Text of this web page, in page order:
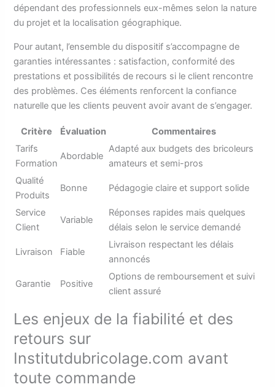
dépendant des professionnels eux-mêmes selon la nature
du projet et la localisation géographique.
Pour autant, l’ensemble du dispositif s’accompagne de
garanties intéressantes : satisfaction, conformité des
prestations et possibilités de recours si le client rencontre
des problèmes. Ces éléments renforcent la confiance
naturelle que les clients peuvent avoir avant de s’engager.
Critère Évaluation
Commentaires
Tarifs
Formation
Abordable
Adapté aux budgets des bricoleurs
amateurs et semi-pros
Qualité
Produits
Bonne Pédagogie claire et support solide
Service
Client
Variable
Réponses rapides mais quelques
délais selon le service demandé
Livraison Fiable
Livraison respectant les délais
annoncés
Garantie Positive
Options de remboursement et suivi
client assuré
Les enjeux de la fiabilité et des
retours sur
Institutdubricolage.com avant
toute commande